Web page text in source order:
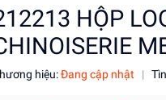
HỘP
hiệu:Đang cập nhật |